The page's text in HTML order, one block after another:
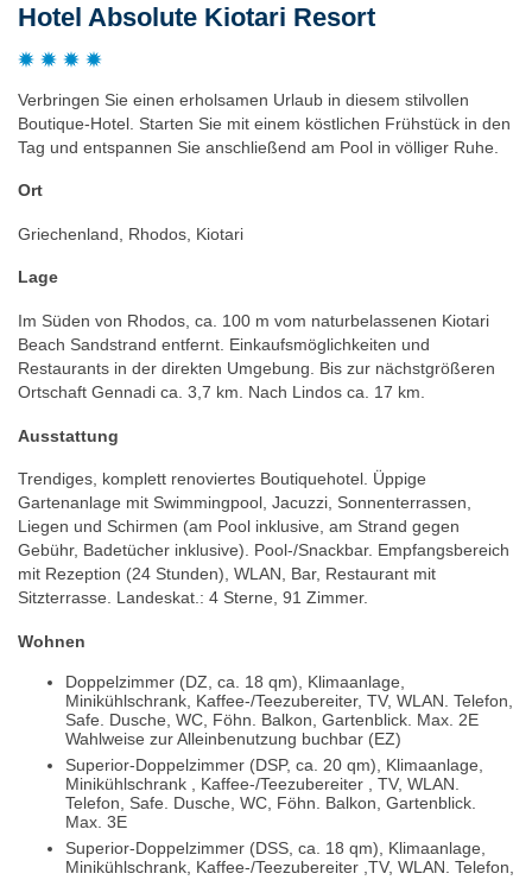
Hotel Absolute Kiotari Resort
Verbringen Sie einen erholsamen Urlaub in diesem stilvollen
Boutique-Hotel. Starten Sie mit einem köstlichen Frühstück in den
Tag und entspannen Sie anschließend am Pool in völliger Ruhe.
Ort
Griechenland, Rhodos, Kiotari
Lage
Im Süden von Rhodos, ca. 100 m vom naturbelassenen Kiotari
Beach Sandstrand entfernt. Einkaufsmöglichkeiten und
Restaurants in der direkten Umgebung. Bis zur nächstgrößeren
Ortschaft Gennadi ca. 3,7 km. Nach Lindos ca. 17 km.
Ausstattung
Trendiges, komplett renoviertes Boutiquehotel. Üppige
Gartenanlage mit Swimmingpool, Jacuzzi, Sonnenterrassen,
Liegen und Schirmen (am Pool inklusive, am Strand gegen
Gebühr, Badetücher inklusive). Pool-/Snackbar. Empfangsbereich
mit Rezeption (24 Stunden), WLAN, Bar, Restaurant mit
Sitzterrasse. Landeskat.: 4 Sterne, 91 Zimmer.
Wohnen
Doppelzimmer (DZ, ca. 18 qm), Klimaanlage,
Minikühlschrank, Kaffee-/Teezubereiter, TV, WLAN. Telefon,
Safe. Dusche, WC, Föhn. Balkon, Gartenblick. Max. 2E
Wahlweise zur Alleinbenutzung buchbar (EZ)
Superior-Doppelzimmer (DSP, ca. 20 qm), Klimaanlage,
Minikühlschrank , Kaffee-/Teezubereiter , TV, WLAN.
Telefon, Safe. Dusche, WC, Föhn. Balkon, Gartenblick.
Max. 3E
Superior-Doppelzimmer (DSS, ca. 18 qm), Klimaanlage,
Minikühlschrank, Kaffee-/Teezubereiter ,TV, WLAN. Telefon,